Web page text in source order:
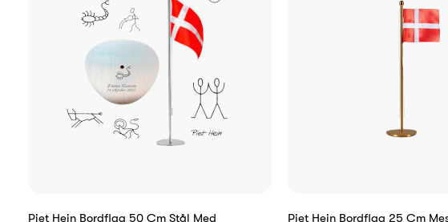
Piet Hein Bordflag 50 Cm Stål Med
Piet Hein Bordflag 25 Cm